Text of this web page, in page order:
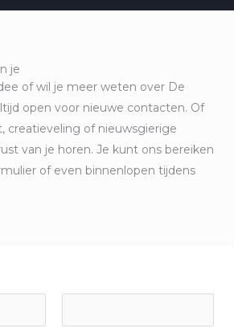
je
of wil je meer weten over De
open voor nieuwe contacten. Of
creatieveling of nieuwsgierige
van je horen. Je kunt ons bereiken
of even binnenlopen tijdens